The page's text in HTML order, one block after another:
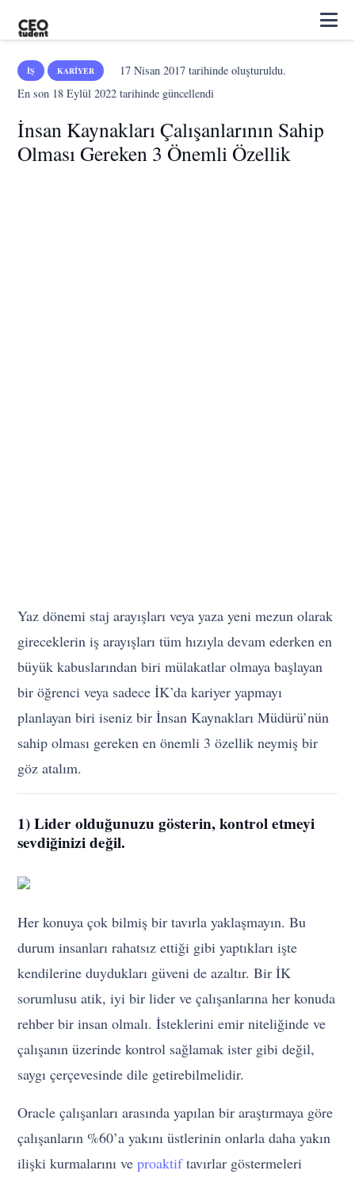
İŞ KARIYER 17 Nisan 2017tarihinde oluşturuldu.
En son 18 Eylül 2022 tarihinde güncellendi
İnsan Kaynakları Çalışanlarının Sahip
Olması Gereken 3 Önemli Özellik
Yaz dönemi staj arayışları veya yaza yeni mezun olarak
gireceklerin iş arayışları tüm hızıyla devam ederken en
büyük kabuslarından biri mülakatlar olmaya başlayan
bir öğrenci veya sadece İK’da kariyer yapmayı
planlayan biri iseniz bir İnsan Kaynakları Müdürü’nün
sahip olması gereken en önemli 3 özellik neymiş bir
göz atalım.
1) Lider olduğunuzu gösterin, kontrol etmeyi
sevdiğinizi değil.
Her konuya çok bilmiş bir tavırla yaklaşmayın. Bu
durum insanları rahatsız ettiği gibi yaptıkları işte
kendilerine duydukları güveni de azaltır. Bir İK
sorumlusu atik, iyi bir lider ve çalışanlarına her konuda
rehber bir insan olmalı. İsteklerini emir niteliğinde ve
çalışanın üzerinde kontrol sağlamak ister gibi değil,
saygı çerçevesinde dile getirebilmelidir.
Oracle çalışanları arasında yapılan bir araştırmaya göre
çalışanların %60’a yakını üstlerinin onlarla daha yakın
ilişki kurmalarını veproaktiftavırlar göstermeleri